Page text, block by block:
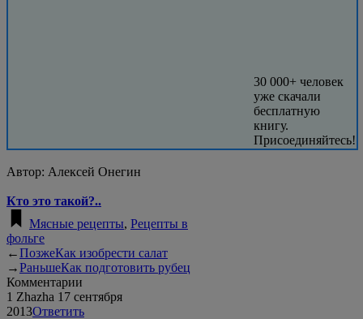
30 000+ человек
уже скачали
бесплатную
книгу.
Присоединяйтесь!
Автор: Алексей Онегин
Кто это такой?..
Мясные рецепты, Рецепты в
фольге
←ПозжеКак изобрести салат
→РаньшеКак подготовить рубец
Комментарии
1 Zhazha 17 сентября
2013Ответить